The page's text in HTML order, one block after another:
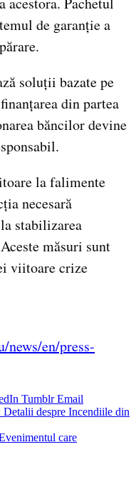
de garanție a
soluții bazate pe
din partea
băncilor devine
la falimente
necesară
stabilizarea
măsuri sunt
viitoare crize
news/en/press-
Tumblr Email
despre Incendiile din
care